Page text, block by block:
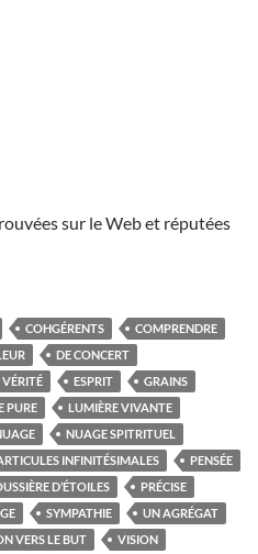
sur le Web et réputées
COHGÉRENTS
COMPRENDRE
DE CONCERT
VÉRITÉ ESPRIT
GRAINS
PURE
LUMIÈRE VIVANTE
NUAGE SPITRITUEL
INFINITÉSIMALES
PENSÉE
D’ÉTOILES
PRÉCISE
SYMPATHIE
UN AGRÉGAT
VERS LE BUT
VISION